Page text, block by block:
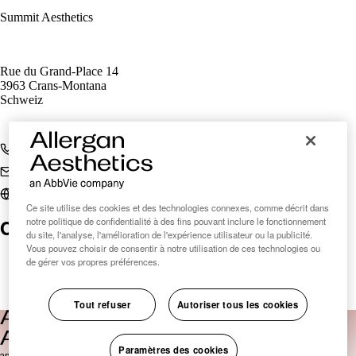
Summit Aesthetics
Rue du Grand-Place 14
3963 Crans-Montana
Schweiz
+41 79 459 67 99
ines.loets...@summitclinic.ch
www.summitclinic.ch
Clinic Finder Suisse
Ce site utilise des cookies et des technologies connexes, comme décrit dans
notre politique de confidentialité à des fins pouvant inclure le fonctionnement
du site, l'analyse, l'amélioration de l'expérience utilisateur ou la publicité.
Vous pouvez choisir de consentir à notre utilisation de ces technologies ou
de gérer vos propres préférences.
Tout refuser Autoriser tous les cookies
Paramètres des cookies